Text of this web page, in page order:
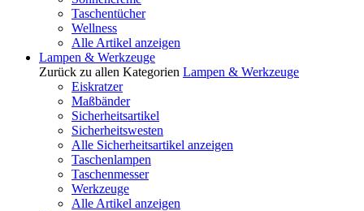
Taschentücher
Wellness
Alle Artikel anzeigen
Lampen & Werkzeuge
Zurück zu allen Kategorien Lampen & Werkzeuge
Eiskratzer
Maßbänder
Sicherheitsartikel
Sicherheitswesten
Alle Sicherheitsartikel anzeigen
Taschenlampen
Taschenmesser
Werkzeuge
Alle Artikel anzeigen